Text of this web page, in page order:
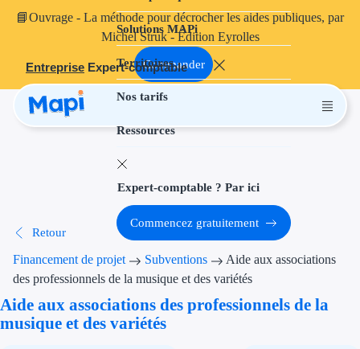
📘Ouvrage - La méthode pour décrocher les aides publiques, par
Michel Struk - Édition Eyrolles
Commander
Entreprise Expert-comptable
Solutions MAPi
Territoires
Nos tarifs
Ressources
Projets finançables
Aides à
Aides
Thématiques
Financement
Expert-comptable ? Par ici
Commencez gratuitement
Retour
Financement de projet Subventions
Aide aux associations
des professionnels de la musique et des variétés
Aide aux associations des professionnels de la
musique et des variétés